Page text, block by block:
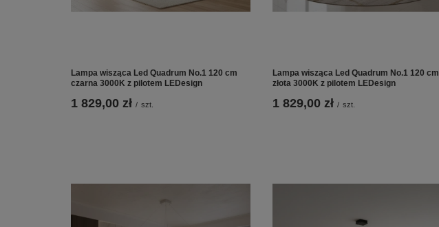
Lampa wisząca Led Quadrum No.1 120 cm
czarna 3000K z pilotem LEDesign
1 829,00 zł / szt.
Lampa wisząca Led Quadrum No.1 120 cm
złota 3000K z pilotem LEDesign
1 829,00 zł / szt.